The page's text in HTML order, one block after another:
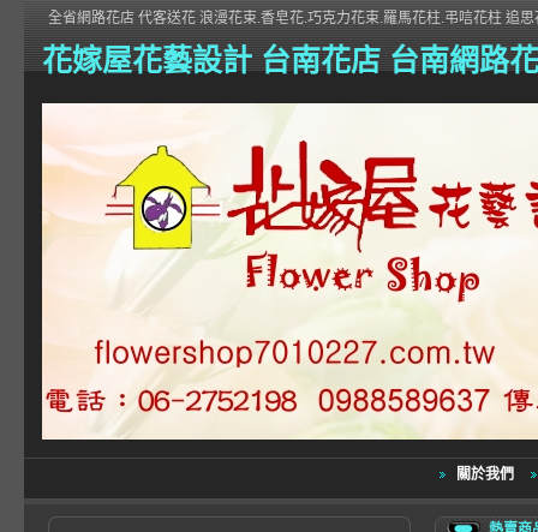
花嫁屋花藝設計 台南花店 台南網路
全省網路花店 代客送花 浪漫花束.香皂花.巧克力花束.羅馬花柱.弔唁花柱 追
關於我們